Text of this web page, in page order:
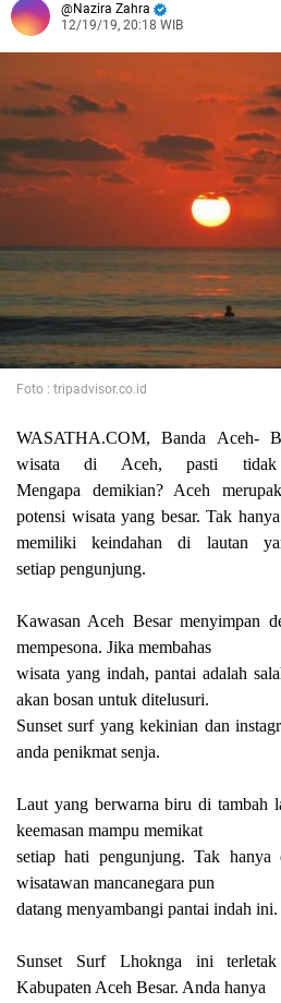
Nazira Zahra
12/19/19, 20:18 WIB
Foto : tripadvisor.co.id
WASATHA.COM, Banda Aceh-
wisata di Aceh, pasti tidak
Mengapa demikian? Aceh
potensi wisata yang besar. Tak
memiliki keindahan di lautan
setiap pengunjung.
Kawasan Aceh Besar menyimpan
mempesona. Jika membahas
wisata yang indah, pantai adalah
akan bosan untuk ditelusuri.
Sunset surf yang kekinian dan
anda penikmat senja.
Laut yang berwarna biru di tambah
keemasan mampu memikat
setiap hati pengunjung. Tak hanya
wisatawan mancanegara pun
datang menyambangi pantai indah ini.
Sunset Surf Lhoknga ini
Kabupaten Aceh Besar. Anda hanya